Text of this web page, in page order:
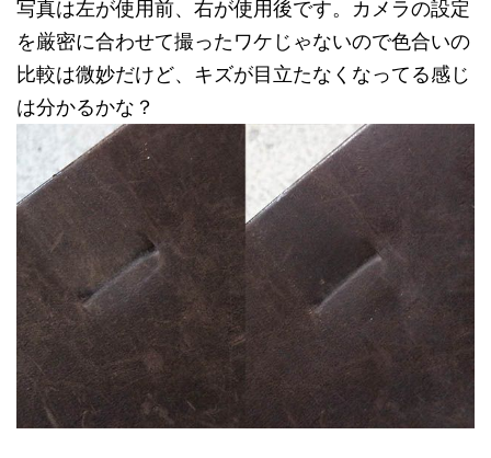
写真は左が使用前、右が使用後です。カメラの設定
を厳密に合わせて撮ったワケじゃないので色合いの
比較は微妙だけど、キズが目立たなくなってる感じ
は分かるかな？